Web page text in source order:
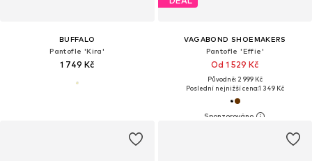
BUFFALO
Pantofle 'Kira'
1 749 Kč
VAGABOND SHOEMAKERS
Pantofle 'Effie'
Od 1 529 Kč
Původně: 2 999 Kč
Poslední nejnižší cena:1 349 Kč